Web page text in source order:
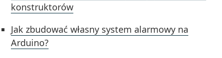
konstruktorów
Jak zbudować własny system alarmowy na
Arduino?